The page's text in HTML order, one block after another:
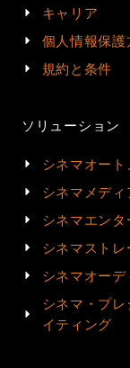
キャリア
個人情報保護
規約と条件
ソリューション
シネマオート
シネマメディ
シネマエン
シネマストレ
シネマオーデ
シネマ・プ
イティング